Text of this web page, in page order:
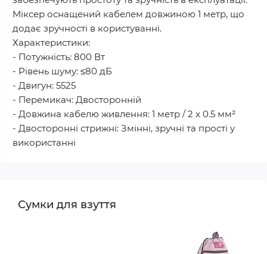
Міксер оснащений кабелем довжиною 1 метр, що
додає зручності в користуванні.
Характеристики:
- Потужність: 800 Вт
- Рівень шуму: ≤80 дБ
- Двигун: 5525
- Перемикач: Двосторонній
- Довжина кабелю живлення: 1 метр / 2 x 0.5 мм²
- Двосторонні стрижні: Змінні, зручні та прості у
використанні
Сумки для взуття